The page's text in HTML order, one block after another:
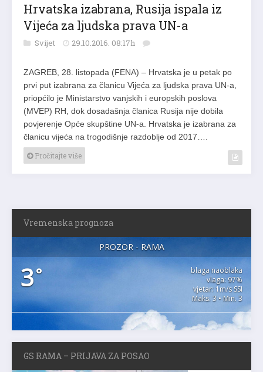
Hrvatska izabrana, Rusija ispala iz
Vijeća za ljudska prava UN-a
Svijet 29.10.2016. 08:17h
ZAGREB, 28. listopada (FENA) – Hrvatska je u petak po
prvi put izabrana za članicu Vijeća za ljudska prava UN-a,
priopćilo je Ministarstvo vanjskih i europskih poslova
(MVEP) RH, dok dosadašnja članica Rusija nije dobila
povjerenje Opće skupštine UN-a. Hrvatska je izabrana za
članicu vijeća na trogodišnje razdoblje od 2017….
Pročitajte više
Vremenska prognoza
PROZOR - RAMA
3°
blaga naoblaka
vlaga: 97%
vjetar: 1m/s SSI
Maks. 3 • Min. 3
GS RAMA – PRIJAVA ZA POSAO